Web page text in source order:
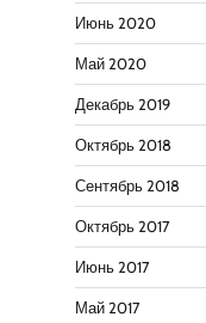
Июнь 2020
Май 2020
Декабрь 2019
Октябрь 2018
Сентябрь 2018
Октябрь 2017
Июнь 2017
Май 2017